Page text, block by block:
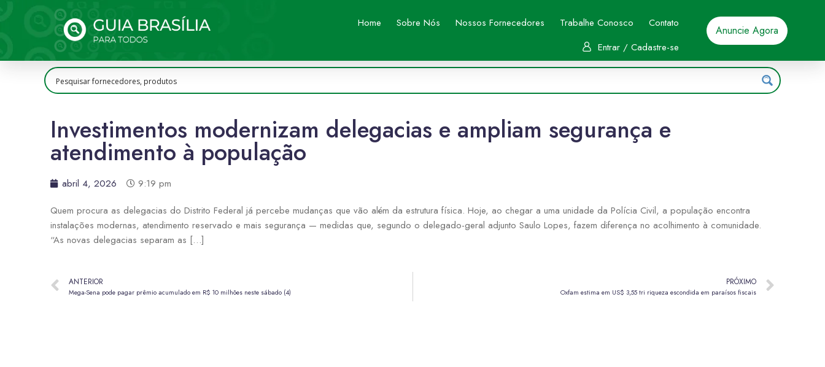
Home Sobre Nós Nossos Fornecedores Trabalhe Conosco
Contato
Entrar / Cadastre-se
Anuncie Agora
Investimentos modernizam delegacias e ampliam segurança e
atendimento à população
abril 4, 2026
9:19 pm
Quem procura as delegacias do Distrito Federal já percebe mudanças que vão além da estrutura física. Hoje, ao chegar a uma unidade da Polícia Civil, a população encontra
instalações modernas, atendimento reservado e mais segurança — medidas que, segundo o delegado-geral adjunto Saulo Lopes, fazem diferença no acolhimento à comunidade.
“As novas delegacias separam as […]
ANTERIOR
Mega-Sena pode pagar prêmio acumulado em R$ 10 milhões neste sábado (4)
PRÓXIMO
Oxfam estima em US$ 3,55 tri riqueza escondida em paraísos fiscais